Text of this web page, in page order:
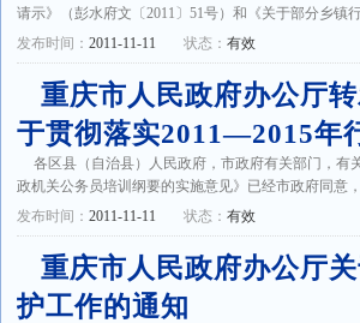
请示》（彭水府文〔2011〕51号）和《关于部分乡镇
发布时间：2011-11-11 状态：有效
重庆市人民政府办公厅
于贯彻落实2011―2015年
各区县（自治县）人民政府，市政府有关部门，
政机关公务员培训纲要的实施意见》已经市政府同意
发布时间：2011-11-11 状态：有效
重庆市人民政府办公厅
护工作的通知